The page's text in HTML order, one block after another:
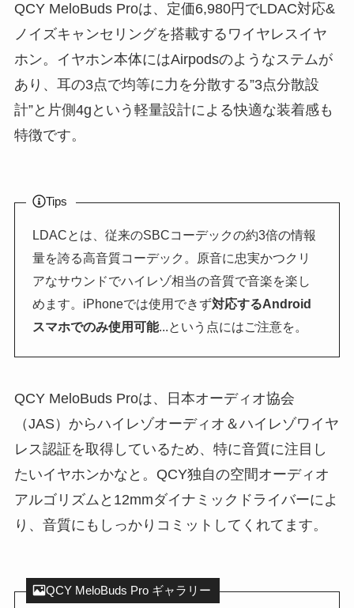
QCY MeloBuds Proは、定価6,980円でLDAC対応&
ノイズキャンセリングを搭載するワイヤレスイヤ
ホン。イヤホン本体にはAirpodsのようなステムが
あり、耳の3点で均等に力を分散する”3点分散設
計”と片側4gという軽量設計による快適な装着感も
特徴です。
Tips
LDACとは、従来のSBCコーデックの約3倍の情報
量を誇る高音質コーデック。原音に忠実かつクリ
アなサウンドでハイレゾ相当の音質で音楽を楽し
めます。iPhoneでは使用できず対応するAndroid
スマホでのみ使用可能...という点にはご注意を。
QCY MeloBuds Proは、日本オーディオ協会
（JAS）からハイレゾオーディオ＆ハイレゾワイヤ
レス認証を取得しているため、特に音質に注目し
たいイヤホンかなと。QCY独自の空間オーディオ
アルゴリズムと12mmダイナミックドライバーによ
り、音質にもしっかりコミットしてくれてます。
QCY MeloBuds Pro ギャラリー